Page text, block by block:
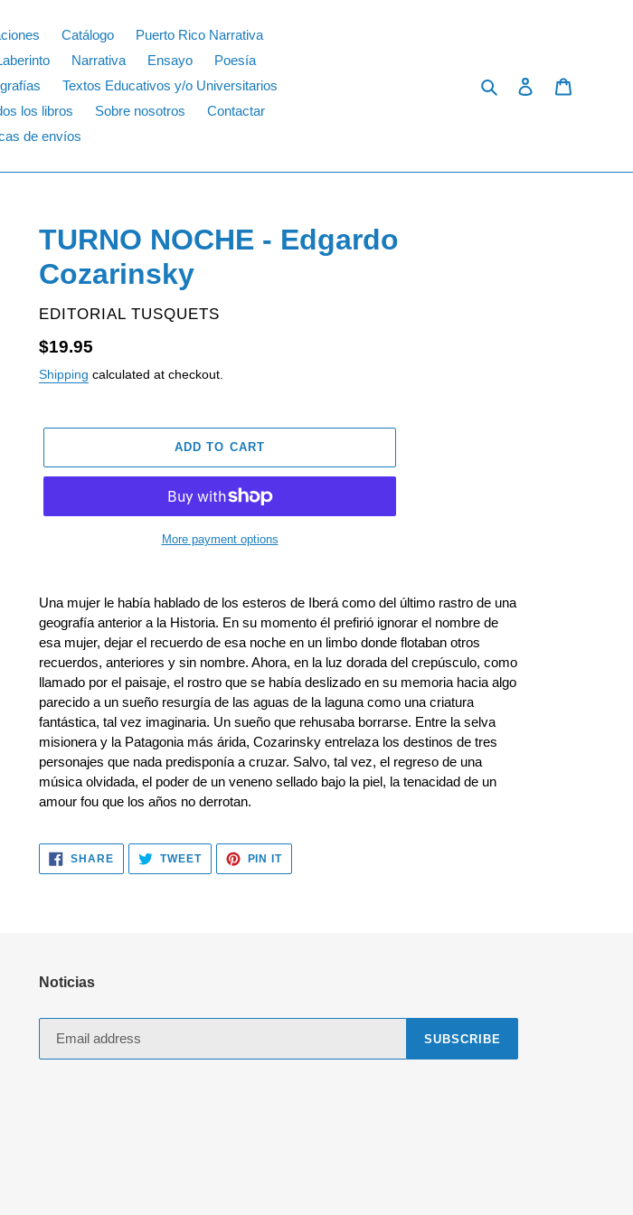
Catálogo
Puerto Rico Narrativa
Narrativa Ensayo
Poesía
Textos Educativos y/o Universitarios
los libros Sobre nosotros
Contactar
de envíos
Search Log in
TURNO NOCHE - Edgardo
Cozarinsky
VENDOR
EDITORIAL TUSQUETS
Regular
price
$19.95
Shipping calculated at checkout.
ADD TO CART
More payment options
product
your
Una mujer le había hablado de los esteros de Iberá como del último rastro de una
geografía anterior a la Historia. En su momento él prefirió ignorar el nombre de
esa mujer, dejar el recuerdo de esa noche en un limbo donde flotaban otros
recuerdos, anteriores y sin nombre. Ahora, en la luz dorada del crepúsculo, como
llamado por el paisaje, el rostro que se había deslizado en su memoria hacia algo
parecido a un sueño resurgía de las aguas de la laguna como una criatura
fantástica, tal vez imaginaria. Un sueño que rehusaba borrarse. Entre la selva
misionera y la Patagonia más árida, Cozarinsky entrelaza los destinos de tres
personajes que nada predisponía a cruzar. Salvo, tal vez, el regreso de una
música olvidada, el poder de un veneno sellado bajo la piel, la tenacidad de un
amour fou que los años no derrotan.
SHARESHARE
FACEBOOK
TWEETTWEET
TWITTER
PIN ITPIN
PINTEREST
Noticias
SUBSCRIBE